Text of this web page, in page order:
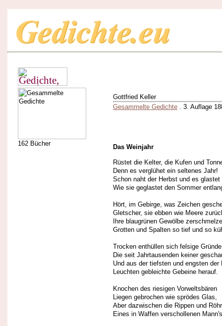
162 Bücher
Gottfried Keller
Gesammelte Gedichte . 3. Auflage
Das Weinjahr
Rüstet die Kelter, die Kufen und
Denn es verglühet ein seltenes Jahr!
Schon naht der Herbst und es glastet
Wie sie geglastet den Sommer
Hört, im Gebirge, was Zeichen
Gletscher, sie ebben wie Meere
Ihre blaugrünen Gewölbe
Grotten und Spalten so tief und so
Trocken enthüllen sich felsige
Die seit Jahrtausenden keiner
Und aus der tiefsten und engsten der
Leuchten gebleichte Gebeine herauf.
Knochen des riesigen Vorweltsbären
Liegen gebrochen wie sprödes Glas,
Aber dazwischen die Rippen und
Eines in Waffen verschollenen